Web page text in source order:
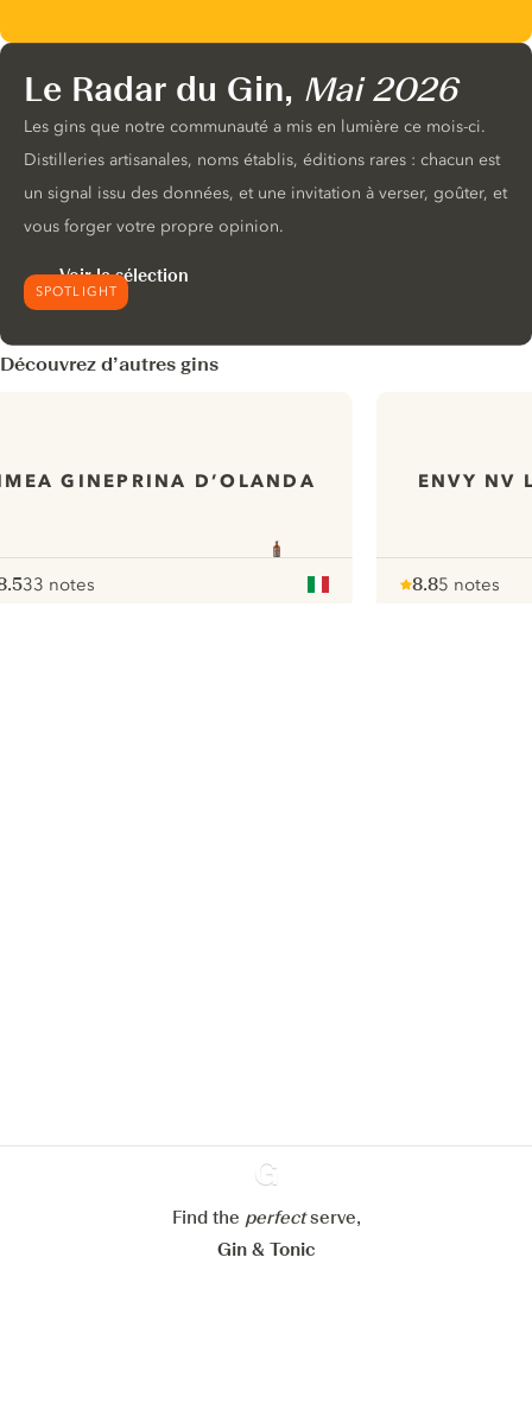
SPOTLIGHT
Le Radar du Gin, Mai 2026
Les gins que notre communauté a mis en lumière ce mois-ci.
Distilleries artisanales, noms établis, éditions rares : chacun est
un signal issu des données, et une invitation à verser, goûter, et
vous forger votre propre opinion.
Voir la sélection
Découvrez d’autres gins
GINEPRINA D’OLANDA
33 notes
ENVY NV
8.85 notes
Ginventory
Find the perfectserve,
Gin & Tonic